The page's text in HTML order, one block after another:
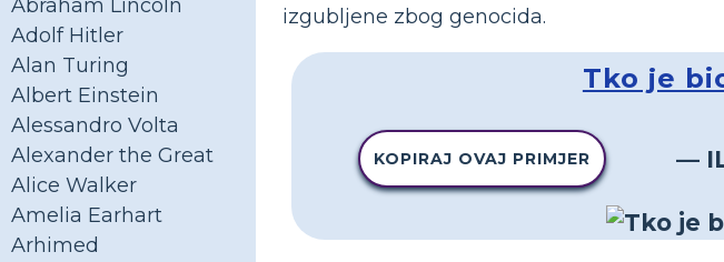
Abraham Lincoln
Adolf Hitler
Alan Turing
Albert Einstein
Alessandro Volta
Alexander the Great
Alice Walker
Amelia Earhart
Arhimed
izgubljene zbog genocida.
Tko je
KOPIRAJ OVAJ PRIMJER —